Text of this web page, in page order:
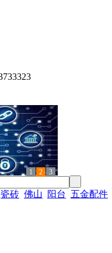
1 2 3
瓷砖 佛山 阳台 五金配件